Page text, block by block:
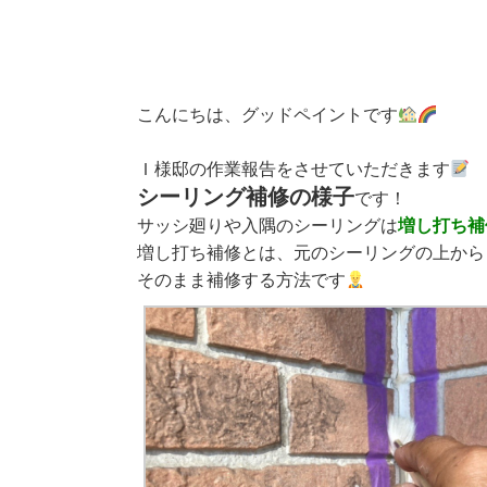
こんにちは、グッドペイントです
Ｉ様邸の作業報告をさせていただきます
シーリング補修の様子です！
サッシ廻りや入隅のシーリングは増し打ち
増し打ち補修とは、元のシーリングの上から
そのまま補修する方法です